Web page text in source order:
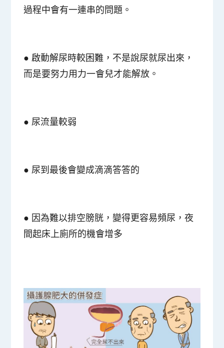
過程中會有一連串的問題。
● 啟動解尿時較困難，不是說尿就尿出來，
而是要努力用力一會兒才能解放。
● 尿流量較弱
● 尿到最後會變成滴滴答答的
● 因為難以排空膀胱，變得更容易頻尿，夜
間起床上廁所的機會增多